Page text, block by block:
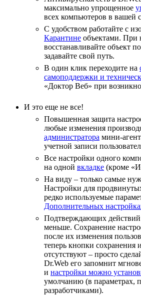
максимально упрощенное
всех компьютеров в вашей
С удобством работайте с
Карантине объектами. При
восстанавливайте объект
задавайте свой путь.
В один клик переходите на
самоподдержки и
«Доктор Веб» при
И это еще не все!
Повышенная защита
любые изменения
администратора мини-
учетной записи
Все настройки одного
на одной вкладке (кроме
На виду – только самые
Настройки для
редко используемые
Дополнительных
Подтверждающих действий
меньше. Cохранение
после их изменения
теперь кнопки
отсутствуют – просто
Dr.Web его запомнит
и настройки можно
умолчанию (в параметрах,
разработчиками).